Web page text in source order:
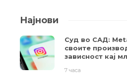
Најнови
Суд во САД:
своите
зависност кај
7 часа